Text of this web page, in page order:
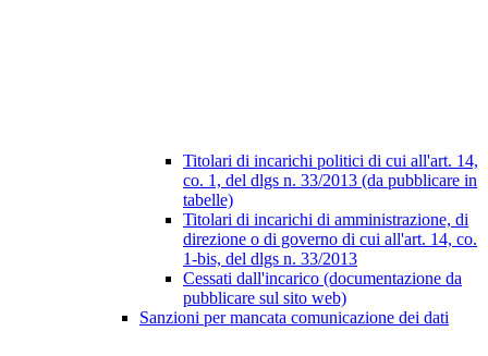
Titolari di incarichi politici di cui all'art. 14,
co. 1, del dlgs n. 33/2013 (da pubblicare in
tabelle)
Titolari di incarichi di amministrazione, di
direzione o di governo di cui all'art. 14, co.
1-bis, del dlgs n. 33/2013
Cessati dall'incarico (documentazione da
pubblicare sul sito web)
Sanzioni per mancata comunicazione dei dati